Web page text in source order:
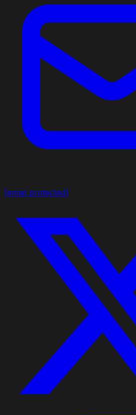
[email protected]